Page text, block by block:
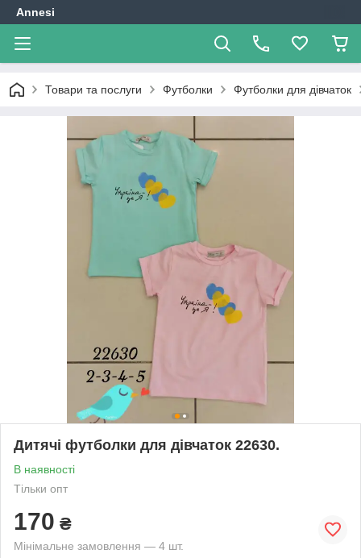
Annesi
Товари та послуги Футболки Футболки для дівчаток
Дитячі футболки для дівчаток 22630.
В наявності
Тільки опт
170 ₴
Мінімальне замовлення — 4 шт.